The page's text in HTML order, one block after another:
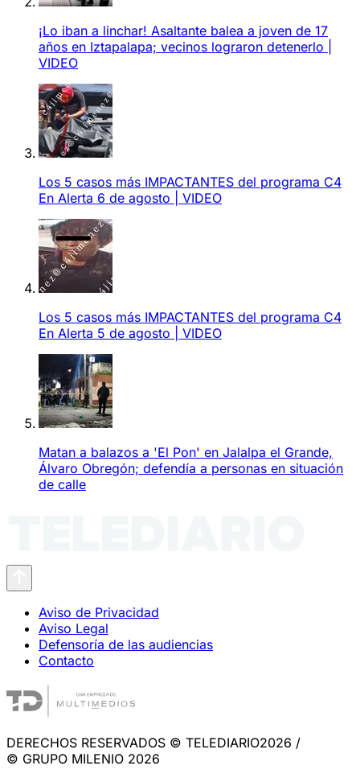
¡Lo iban a linchar! Asaltante balea a joven de 17
años en Iztapalapa; vecinos lograron detenerlo |
VIDEO
Los 5 casos más IMPACTANTES del programa C4
En Alerta 6 de agosto | VIDEO
Los 5 casos más IMPACTANTES del programa C4
En Alerta 5 de agosto | VIDEO
Matan a balazos a 'El Pon' en Jalalpa el Grande,
Álvaro Obregón; defendía a personas en situación
de calle
Aviso de Privacidad
Aviso Legal
Defensoría de las audiencias
Contacto
DERECHOS RESERVADOS © TELEDIARIO2026 /
© GRUPO MILENIO 2026